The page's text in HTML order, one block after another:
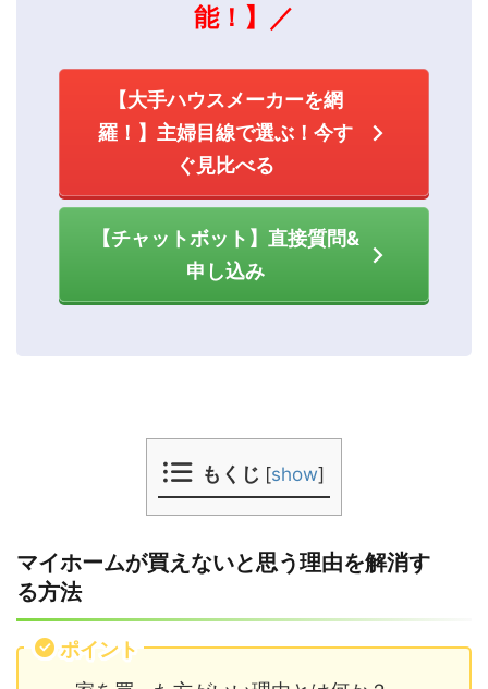
能！】／
【大手ハウスメーカーを網
羅！】主婦目線で選ぶ！今す
ぐ見比べる
【チャットボット】直接質問&
申し込み
もくじ [show]
マイホームが買えないと思う理由を解消す
る方法
ポイント